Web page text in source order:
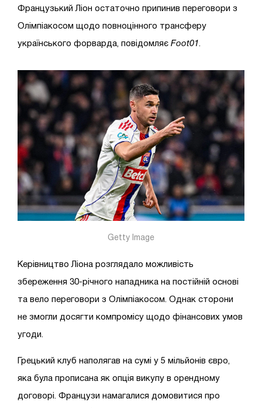
Французький Ліон остаточно припинив переговори з
Олімпіакосом щодо повноцінного трансферу
українського форварда, повідомляє Foot01
Getty Image
Керівництво Ліона розглядало можливість
збереження 30-річного нападника на постійній основі
та вело переговори з Олімпіакосом. Однак сторони
не змогли досягти компромісу щодо фінансових умов
угоди.
Грецький клуб наполягав на сумі у 5 мільйонів євро,
яка була прописана як опція викупу в орендному
договорі. Французи намагалися домовитися про